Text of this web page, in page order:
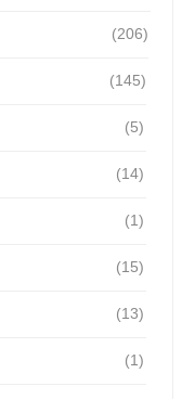
(206)
(145)
(5)
(14)
(1)
(15)
(13)
(1)